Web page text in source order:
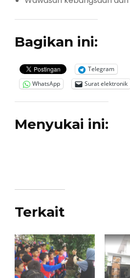
Bagikan ini:
Telegram
WhatsApp
Surat elektronik
Menyukai ini:
Terkait